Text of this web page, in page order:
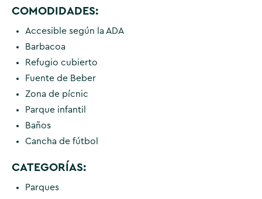
COMODIDADES:
Accesible según la ADA
Barbacoa
Refugio cubierto
Fuente de Beber
Zona de pícnic
Parque infantil
Baños
Cancha de fútbol
CATEGORÍAS:
Parques